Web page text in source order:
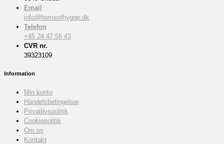
Email
info@homeofhygge.dk
Telefon
+45 24 47 56 43
CVR nr.
39323109
Information
Min konto
Handelsbetingelser
Privatlivspolitik
Cookiepolitik
Om os
Kontakt